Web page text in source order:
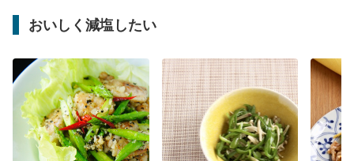
おいしく減塩したい